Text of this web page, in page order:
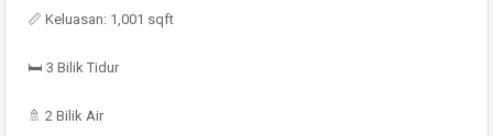
📏 Keluasan: 1,001 sqft
🛏️ 3 Bilik Tidur
🚿 2 Bilik Air